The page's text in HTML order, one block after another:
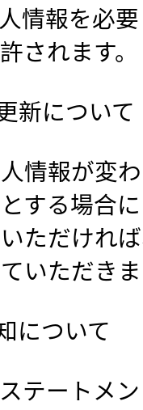
情報を必
されます。
新について
情報が変
する場合
ただけれ
いただき
について
テートメ